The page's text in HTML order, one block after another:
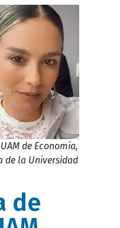
de Economía,
de la Universidad
de